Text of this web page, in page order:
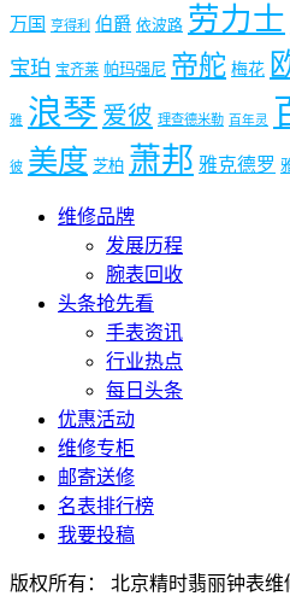
万国 亨得利 伯爵 依波路 劳力士
宝珀 宝齐莱 帕玛强尼 帝舵 梅花
雅 浪琴 爱彼 理查德米勒 百年灵
彼 美度 芝柏 萧邦 雅克德罗
维修品牌
发展历程
腕表回收
头条抢先看
手表资讯
行业热点
每日头条
优惠活动
维修专柜
邮寄送修
名表排行榜
我要投稿
版权所有： 北京精时翡丽钟表